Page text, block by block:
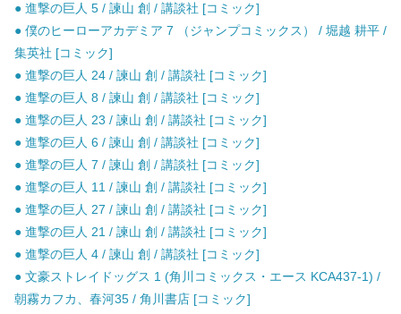
● 進撃の巨人 5 / 諫山 創 / 講談社 [コミック]
● 僕のヒーローアカデミア 7 （ジャンプコミックス） / 堀越 耕平 /
集英社 [コミック]
● 進撃の巨人 24 / 諫山 創 / 講談社 [コミック]
● 進撃の巨人 8 / 諫山 創 / 講談社 [コミック]
● 進撃の巨人 23 / 諫山 創 / 講談社 [コミック]
● 進撃の巨人 6 / 諫山 創 / 講談社 [コミック]
● 進撃の巨人 7 / 諫山 創 / 講談社 [コミック]
● 進撃の巨人 11 / 諫山 創 / 講談社 [コミック]
● 進撃の巨人 27 / 諫山 創 / 講談社 [コミック]
● 進撃の巨人 21 / 諫山 創 / 講談社 [コミック]
● 進撃の巨人 4 / 諫山 創 / 講談社 [コミック]
● 文豪ストレイドッグス 1 (角川コミックス・エース KCA437-1) /
朝霧カフカ、春河35 / 角川書店 [コミック]